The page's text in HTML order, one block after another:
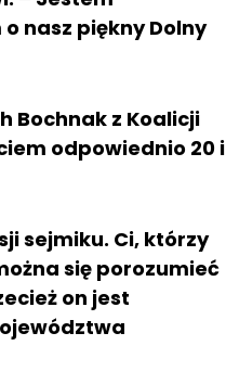
nasz piękny Dolny
Bochnak z Koalicji
odpowiednio 20 i
sejmiku. Ci, którzy
się porozumieć
on jest